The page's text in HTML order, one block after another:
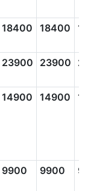
18400 18400
23900 23900
14900 14900
9900 9900